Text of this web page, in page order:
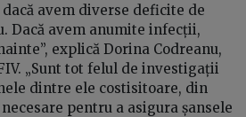
dacă avem diverse deficite de
Dacă avem anumite infecții,
explică Dorina Codreanu,
„Sunt tot felul de investigații
dintre ele costisitoare, din
pentru a asigura șansele